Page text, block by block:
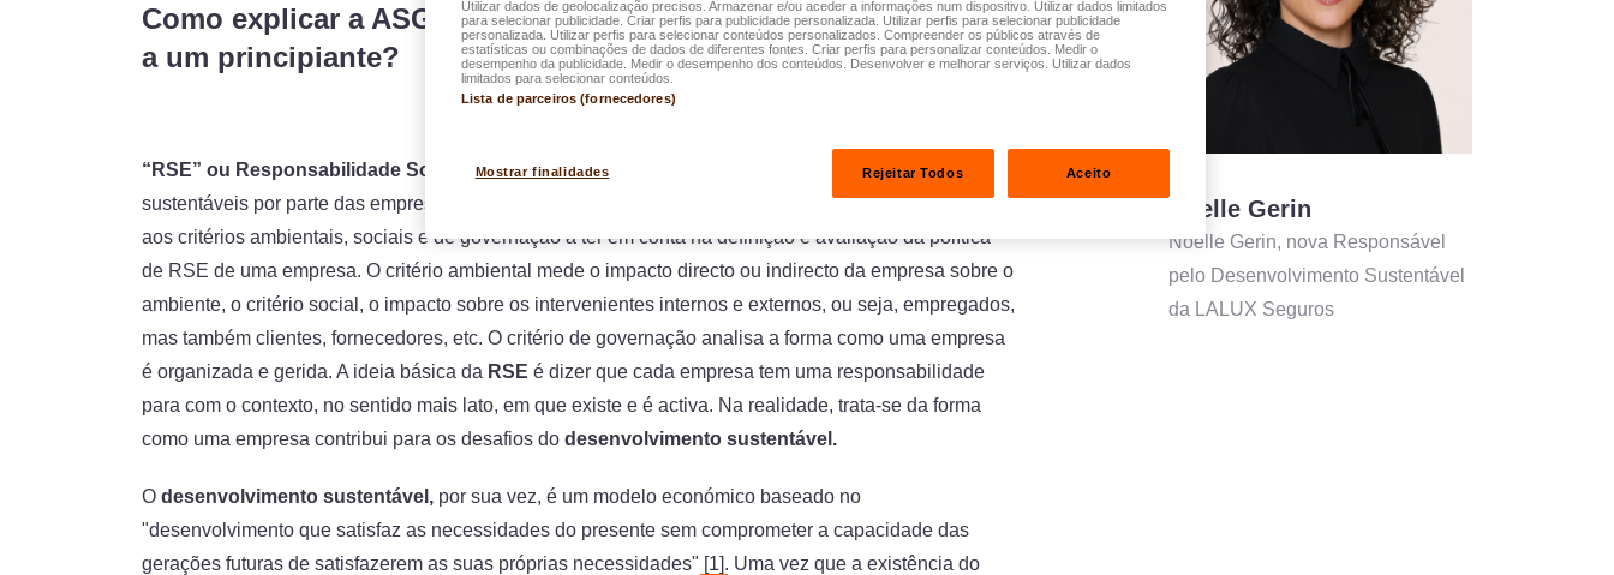
Noelle Gerin
Noelle Gerin, nova Responsável
pelo Desenvolvimento Sustentável
da LALUX Seguros
Como explicar a ASG, a RSE e o desenvolvimento sustentável
a um principiante?
“RSE” ou Responsabilidade Social das Empresasrefere-se à implementação de acções
sustentáveis por parte das empresas, enquanto
“ASG” (Ambiente, Social e Governação)se refere
aos critérios ambientais, sociais e de governação a ter em conta na definição e avaliação da política
de RSE de uma empresa. O critério ambiental mede o impacto directo ou indirecto da empresa sobre o
ambiente, o critério social, o impacto sobre os intervenientes internos e externos, ou seja, empregados,
mas também clientes, fornecedores, etc. O critério de governação analisa a forma como uma empresa
é organizada e gerida. A ideia básica da RSE é dizer que cada empresa tem uma responsabilidade
para com o contexto, no sentido mais lato, em que existe e é activa. Na realidade, trata-se da forma
como uma empresa contribui para os desafios do desenvolvimento sustentável.
O desenvolvimento sustentável, por sua vez, é um modelo económico baseado no
"desenvolvimento que satisfaz as necessidades do presente sem comprometer a capacidade das
gerações futuras de satisfazerem as suas próprias necessidades" [1]. Uma vez que a existência do
Utilizar dados de geolocalização precisos. Armazenar e/ou aceder a informações num dispositivo. Utilizar dados limitados
para selecionar publicidade. Criar perfis para publicidade personalizada. Utilizar perfis para selecionar publicidade
personalizada. Utilizar perfis para selecionar conteúdos personalizados. Compreender os públicos através de
estatísticas ou combinações de dados de diferentes fontes. Criar perfis para personalizar conteúdos. Medir o
desempenho da publicidade. Medir o desempenho dos conteúdos. Desenvolver e melhorar serviços. Utilizar dados
limitados para selecionar conteúdos.
Lista de parceiros (fornecedores)
Mostrar finalidades Rejeitar Todos Aceito